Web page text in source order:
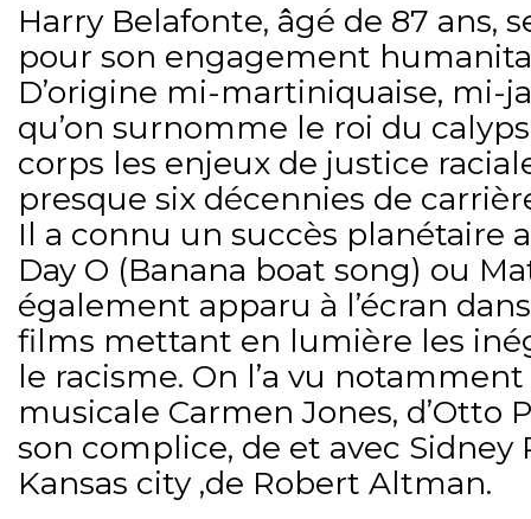
Harry Belafonte, âgé de 87 ans,
pour son engagement
D’origine mi-martiniquaise, mi-
qu’on surnomme le roi du
corps les enjeux de justice
presque six décennies de
Il a connu un succès planétaire
Day O (Banana boat song) ou
également apparu à l’écran
films mettant en lumière les
le racisme. On l’a vu
musicale Carmen Jones, d’Otto
son complice, de et avec Sidney
Kansas city ,de Robert Altman.